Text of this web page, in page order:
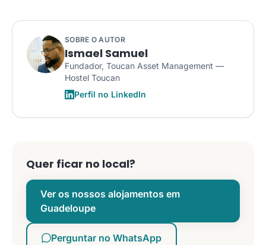
SOBRE O AUTOR
Ismael Samuel
Fundador, Toucan Asset Management —
Hostel Toucan
Perfil no LinkedIn
Quer ficar no local?
Ver os nossos alojamentos em
Guadeloupe
Perguntar no WhatsApp